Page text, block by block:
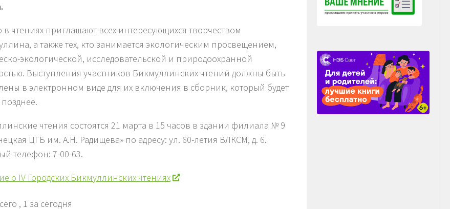
в чтениях приглашают всех интересующихся творчеством
а также тех, кто занимается экологическим просвещением,
экологической, исследовательской и природоохранной
Выступления участников Бикмуллинских чтений должны быть
в электронном виде для их включения в сборник, который будет
чтения состоятся 21 марта в 15 часов в здании филиала № 9
ЦГБ им. А.Н. Радищева» по адресу: ул. 60-летия ВЛКСМ, д. 6.
телефон: 7-00-63.
о IV Городских Бикмуллинских чтениях
, 1 за сегодня